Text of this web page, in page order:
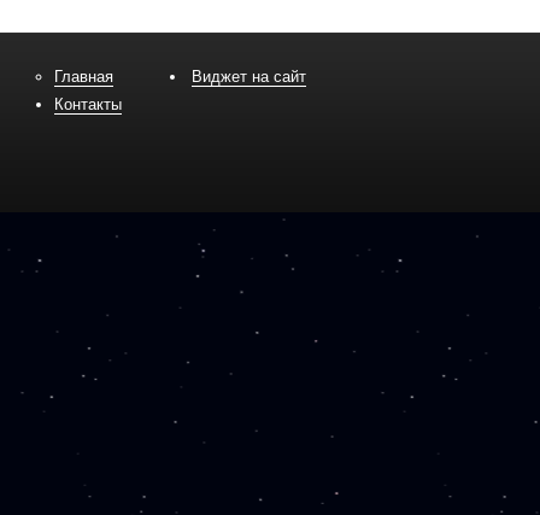
Главная
Контакты
Виджет на сайт